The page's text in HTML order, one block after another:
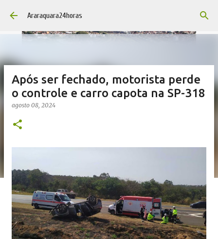
Pular para o conteúdo principal
Araraquara24horas
Após ser fechado, motorista perde
o controle e carro capota na SP-318
agosto 08, 2024